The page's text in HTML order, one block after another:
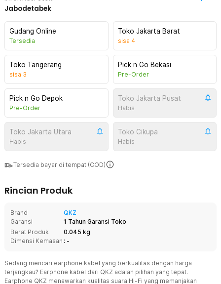
Jabodetabek
Gudang Online
Tersedia
Toko Jakarta Barat
sisa 4
Toko Tangerang
sisa 3
Pick n Go Bekasi
Pre-Order
Pick n Go Depok
Pre-Order
Toko Jakarta Pusat
Habis
Toko Jakarta Utara
Habis
Toko Cikupa
Habis
Tersedia bayar di tempat (COD)
Rincian Produk
Brand
QKZ
Garansi
1 Tahun Garansi Toko
Berat Produk
0.045 kg
Dimensi Kemasan : -
Sedang mencari earphone kabel yang berkualitas dengan harga
terjangkau? Earphone kabel dari QKZ adalah pilihan yang tepat.
Earphone QKZ menawarkan kualitas suara Hi-Fi yang memanjakan